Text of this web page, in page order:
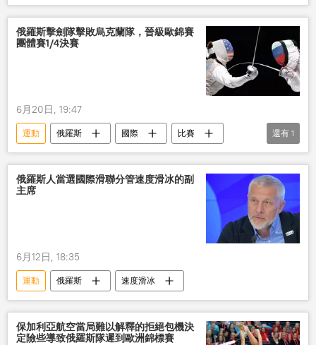
俄羅斯擊劍隊擊敗烏克蘭隊，晉級歐錦賽
團體賽1/4決賽
6月20日, 19:47
運動 俄羅斯 國際
比賽
烏克蘭
還有 1
俄羅斯人當選國際滑聯分管速度滑冰的副
主席
6月12日, 18:35
運動 俄羅斯 速度滑冰
保加利亞航空當局難以解釋的拒絕包機決
定險些導致俄羅斯隊遲到歐洲錦標賽